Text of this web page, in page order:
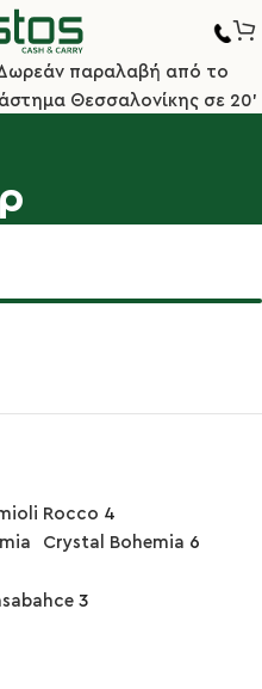
παραλαβή από το
Θεσσαλονίκης σε 20'
Rocco 4
Crystal Bohemia 6
3